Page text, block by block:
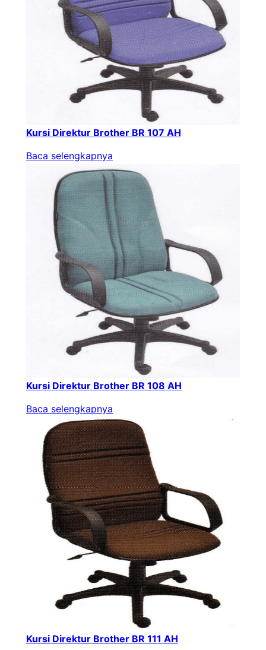
Kursi Direktur Brother BR 107 AH
Baca selengkapnya
Kursi Direktur Brother BR 108 AH
Baca selengkapnya
Kursi Direktur Brother BR 111 AH